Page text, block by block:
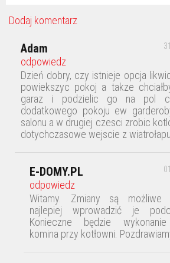
Dodaj komentarz
Adam
odpowiedz
Dzień dobry, czy istnieje opcja
powiekszyc pokoj a takze
garaz i podzielic go na pol
dodatkowego pokoju ew
salonu a w drugiej czesci zrobic
dotychczasowe wejscie z wiatrołapu.
E-DOMY.PL
odpowiedz
Witamy. Zmiany są możliwe
najlepiej wprowadzić je
Konieczne będzie
komina przy kotłowni.